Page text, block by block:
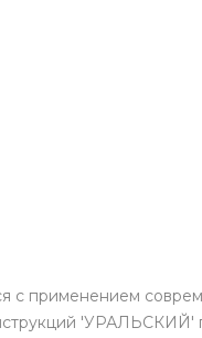
применением
'УРАЛЬСКИЙ'